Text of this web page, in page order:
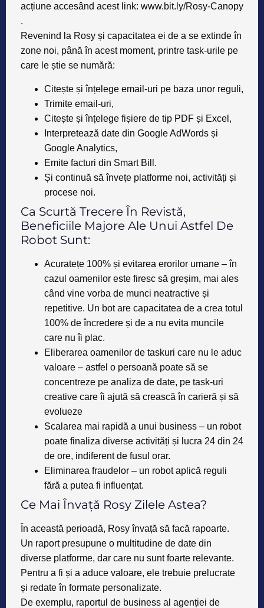
acțiune accesând acest link: www.bit.ly/Rosy-Canopy
.
Revenind la Rosy și capacitatea ei de a se extinde în
zone noi, până în acest moment, printre task-urile pe
care le știe se numără:
Citește și înțelege email-uri pe baza unor reguli,
Trimite email-uri,
Citește și înțelege fișiere de tip PDF și Excel,
Interpretează date din Google AdWords și
Google Analytics,
Emite facturi din Smart Bill.
Și continuă să învețe platforme noi, activități și
procese noi.
Ca Scurtă Trecere În Revistă,
Beneficiile Majore Ale Unui Astfel De
Robot Sunt:
Acuratețe 100% și evitarea erorilor umane – în
cazul oamenilor este firesc să greșim, mai ales
când vine vorba de munci neatractive și
repetitive. Un bot are capacitatea de a crea totul
100% de încredere și de a nu evita muncile
care nu îi plac.
Eliberarea oamenilor de taskuri care nu le aduc
valoare – astfel o persoană poate să se
concentreze pe analiza de date, pe task-uri
creative care îi ajută să crească în carieră și să
evolueze
Scalarea mai rapidă a unui business – un robot
poate finaliza diverse activități și lucra 24 din 24
de ore, indiferent de fusul orar.
Eliminarea fraudelor – un robot aplică reguli
fără a putea fi influențat.
Ce Mai Învață Rosy Zilele Astea?
În această perioadă, Rosy învață să facă rapoarte.
Un raport presupune o multitudine de date din
diverse platforme, dar care nu sunt foarte relevante.
Pentru a fi și a aduce valoare, ele trebuie prelucrate
și redate în formate personalizate.
De exemplu, raportul de business al agenției de